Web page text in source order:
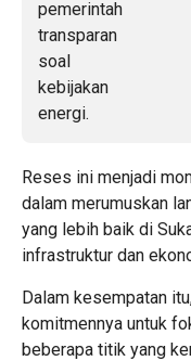
Reses ini menjadi
dalam merumuskan
yang lebih baik di
infrastruktur dan
Dalam kesempatan
komitmennya untuk
beberapa titik yang